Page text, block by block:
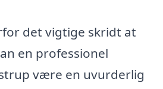
det vigtige skridt at
en professionel
være en uvurderlig